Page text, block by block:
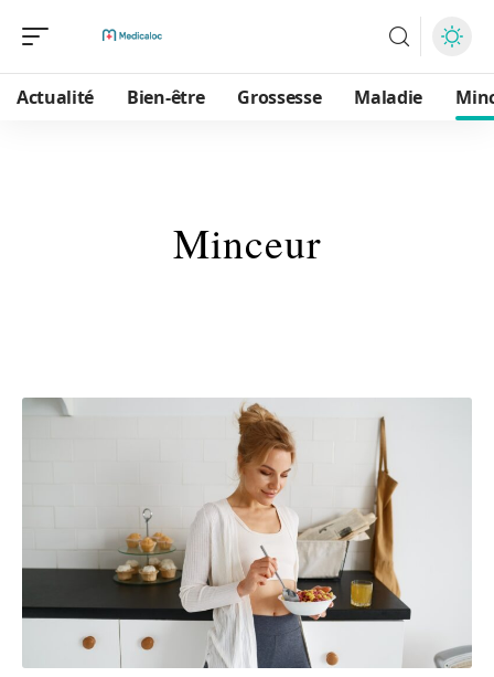
Actualité Bien-être Grossesse Maladie
Minceur